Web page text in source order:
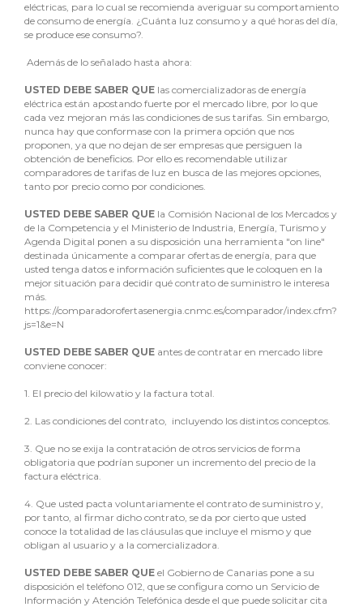
eléctricas, para lo cual se recomienda averiguar su comportamiento
de consumo de energía. ¿Cuánta luz consumo y a qué horas del día,
se produce ese consumo?.
Además de lo señalado hasta ahora:
USTED DEBE SABER QUE las comercializadoras de energía
eléctrica están apostando fuerte por el mercado libre, por lo que
cada vez mejoran más las condiciones de sus tarifas. Sin embargo,
nunca hay que conformase con la primera opción que nos
proponen, ya que no dejan de ser empresas que persiguen la
obtención de beneficios. Por ello es recomendable utilizar
comparadores de tarifas de luz en busca de las mejores opciones,
tanto por precio como por condiciones.
USTED DEBE SABER QUE la Comisión Nacional de los Mercados y
de la Competencia y el Ministerio de Industria, Energía, Turismo y
Agenda Digital ponen a su disposición una herramienta "on line"
destinada únicamente a comparar ofertas de energía, para que
usted tenga datos e información suficientes que le coloquen en la
mejor situación para decidir qué contrato de suministro le interesa
más.
https://comparadorofertasenergia.cnmc.es/comparador/index.cfm?
js=1&e=N
USTED DEBE SABER QUE antes de contratar en mercado libre
conviene conocer:
1. El precio del kilowatio y la factura total.
2. Las condiciones del contrato, incluyendo los distintos conceptos.
3. Que no se exija la contratación de otros servicios de forma
obligatoria que podrían suponer un incremento del precio de la
factura eléctrica.
4. Que usted pacta voluntariamente el contrato de suministro y,
por tanto, al firmar dicho contrato, se da por cierto que usted
conoce la totalidad de las cláusulas que incluye el mismo y que
obligan al usuario y a la comercializadora.
USTED DEBE SABER QUE el Gobierno de Canarias pone a su
disposición el teléfono 012, que se configura como un Servicio de
Información y Atención Telefónica desde el que puede solicitar cita